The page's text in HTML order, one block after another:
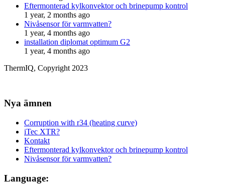
Eftermonterad kylkonvektor och brinepump kontrol
1 year, 2 months ago
Nivåsensor för varmvatten?
1 year, 4 months ago
installation diplomat optimum G2
1 year, 4 months ago
ThermIQ, Copyright 2023
Nya ämnen
Corruption with r34 (heating curve)
iTec XTR?
Kontakt
Eftermonterad kylkonvektor och brinepump kontrol
Nivåsensor för varmvatten?
Language: